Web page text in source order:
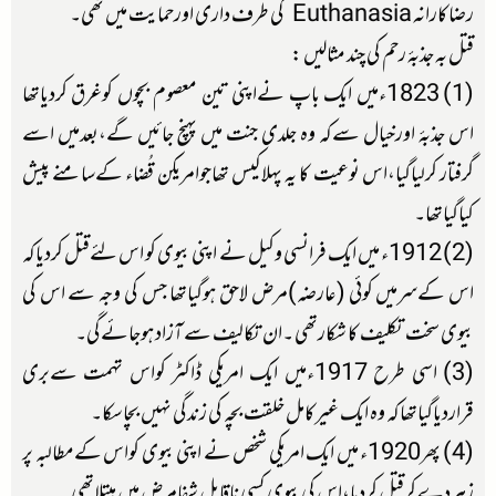
رضاکارانہ Euthanasia کی طرف داری اورحمایت میں تھی۔
قتل بہ جذبۂ رحم کی چند مثالیں :
(1) 1823ءمیں ایک باپ نےاپنی تین معصوم بچوں کوغرق کردیاتھا
اس جذبۂ اورخیال سےکہ وہ جلدی جنت میں پہنچ جائیں گے،بعدمیں اسے
گرفتار کرلیاگیا،اس نوعیت کا یہ پہلاکیس تھاجوامریکن قُضاء کےسامنے پیش
کیاگیاتھا۔
(2) 1912ء میں ایک فرانسی وکیل نے اپنی بیوی کو اس لئےقتل کردیاکہ
اس کےسرمیں کوئی (عارضہ)مرض لاحق ہوگیاتھا جس کی وجہ سے اس کی
بیوی سخت تکلیف کا شکارتھی ۔ان تکالیف سے آزاد ہوجائےگی۔
(3) اسی طرح 1917ءمیں ایک امریکی ڈاکٹر کواس تہمت سےبری
قراردیاگیاتھاکہ وہ ایک غیرکامل خلقت بچہ کی زندگی نہیں بچاسکا۔
(4) پھر1920ء میں ایک امریکی شخص نے اپنی بیوی کواس کےمطالبہ پر